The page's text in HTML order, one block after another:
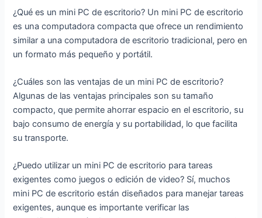
¿Qué es un mini PC de escritorio? Un mini PC de escritorio
es una computadora compacta que ofrece un rendimiento
similar a una computadora de escritorio tradicional, pero en
un formato más pequeño y portátil.
¿Cuáles son las ventajas de un mini PC de escritorio?
Algunas de las ventajas principales son su tamaño
compacto, que permite ahorrar espacio en el escritorio, su
bajo consumo de energía y su portabilidad, lo que facilita
su transporte.
¿Puedo utilizar un mini PC de escritorio para tareas
exigentes como juegos o edición de video? Sí, muchos
mini PC de escritorio están diseñados para manejar tareas
exigentes, aunque es importante verificar las